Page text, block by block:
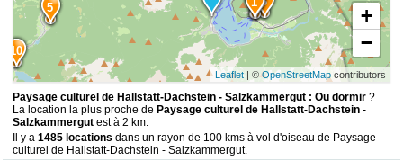
10
5
+
−
Leaflet| ©OpenStreetMapcontributors
Paysage culturel de Hallstatt-Dachstein - Salzkammergut : Ou dormir ?
La location la plus proche dePaysage culturel de Hallstatt-Dachstein -
Salzkammergut est à 2 km.
Il y a1485 locations dans un rayon de 100 kms à vol d'oiseau de Paysage
culturel de Hallstatt-Dachstein - Salzkammergut.